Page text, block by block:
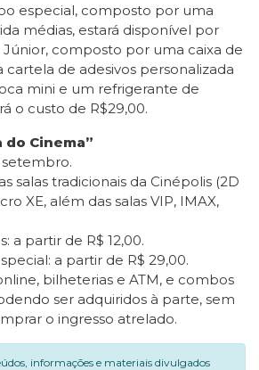
especial, composto por uma
médias, estará disponível por
Júnior, composto por uma caixa de
cartela de adesivos personalizada
mini e um refrigerante de
o custo de R$29,00.
do Cinema”
setembro.
salas tradicionais da Cinépolis (2D
XE, além das salas VIP, IMAX,
a partir de R$ 12,00.
a partir de R$ 29,00.
bilheterias e ATM, e combos
ser adquiridos à parte, sem
o ingresso atrelado.
informações e materiais divulgados